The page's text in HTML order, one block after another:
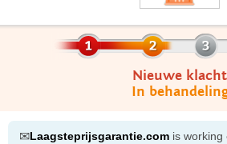
Nieuwe klacht
In
✉Laagsteprijsgarantie.com is working